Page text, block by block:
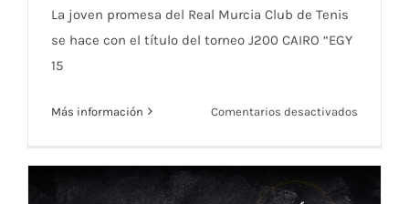
La joven promesa del Real Murcia Club de Tenis
se hace con el título del torneo J200 CAIRO “EGY
15
Más información Comentarios desactivados